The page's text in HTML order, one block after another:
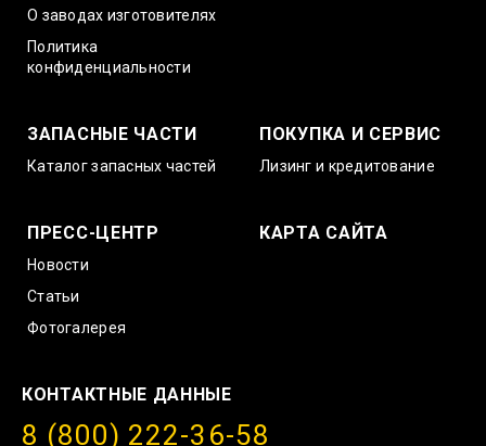
О заводах изготовителях
Политика
конфиденциальности
ЗАПАСНЫЕ ЧАСТИ
Каталог запасных частей
ПОКУПКА И СЕРВИС
Лизинг и кредитование
ПРЕСС-ЦЕНТР
Новости
Статьи
Фотогалерея
КАРТА САЙТА
КОНТАКТНЫЕ ДАННЫЕ
8 (800) 222-36-58